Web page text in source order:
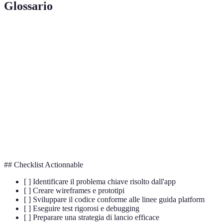
Glossario
## Checklist Actionnable
[ ] Identificare il problema chiave risolto dall'app
[ ] Creare wireframes e prototipi
[ ] Sviluppare il codice conforme alle linee guida platform
[ ] Eseguire test rigorosi e debugging
[ ] Preparare una strategia di lancio efficace